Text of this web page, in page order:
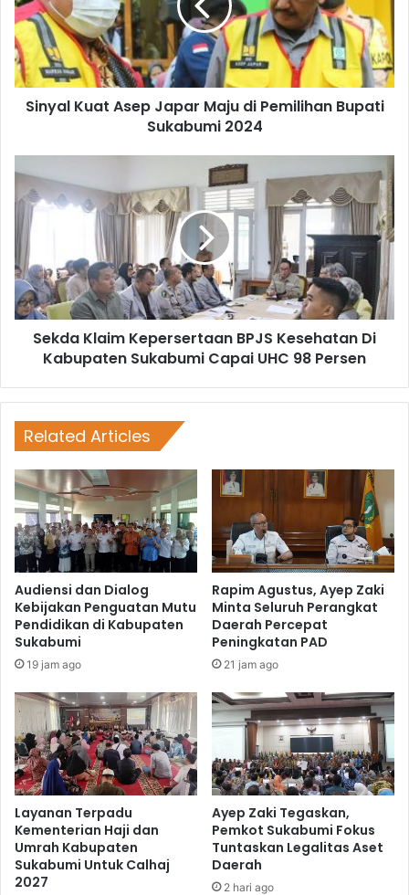
Sinyal Kuat Asep Japar Maju di Pemilihan Bupati
Sukabumi 2024
Sekda Klaim Kepersertaan BPJS Kesehatan Di
Kabupaten Sukabumi Capai UHC 98 Persen
Related Articles
Audiensi dan Dialog
Kebijakan Penguatan Mutu
Pendidikan di Kabupaten
Sukabumi
19 jam ago
Rapim Agustus, Ayep Zaki
Minta Seluruh Perangkat
Daerah Percepat
Peningkatan PAD
21 jam ago
Layanan Terpadu
Kementerian Haji dan
Umrah Kabupaten
Sukabumi Untuk Calhaj
2027
Ayep Zaki Tegaskan,
Pemkot Sukabumi Fokus
Tuntaskan Legalitas Aset
Daerah
2 hari ago